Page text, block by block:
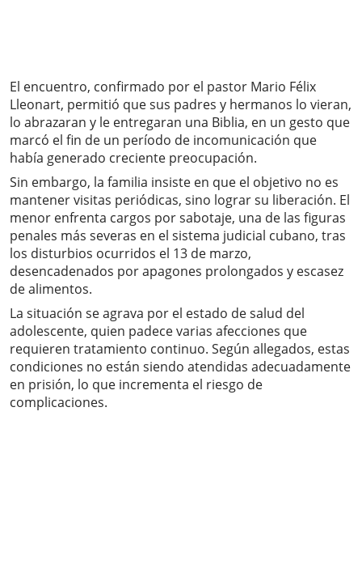
El encuentro, confirmado por el pastor Mario Félix
Lleonart, permitió que sus padres y hermanos lo vieran,
lo abrazaran y le entregaran una Biblia, en un gesto que
marcó el fin de un período de incomunicación que
había generado creciente preocupación.
Sin embargo, la familia insiste en que el objetivo no es
mantener visitas periódicas, sino lograr su liberación. El
menor enfrenta cargos por sabotaje, una de las figuras
penales más severas en el sistema judicial cubano, tras
los disturbios ocurridos el 13 de marzo,
desencadenados por apagones prolongados y escasez
de alimentos.
La situación se agrava por el estado de salud del
adolescente, quien padece varias afecciones que
requieren tratamiento continuo. Según allegados, estas
condiciones no están siendo atendidas adecuadamente
en prisión, lo que incrementa el riesgo de
complicaciones.